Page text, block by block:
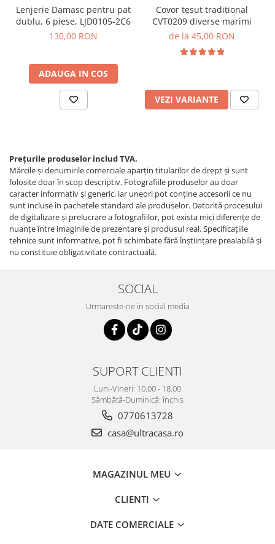
Lenjerie Damasc pentru pat
dublu, 6 piese, LJD0105-2C6
130,00 RON
ADAUGA IN COS
Covor tesut traditional
CVT0209 diverse marimi
de la 45,00 RON
VEZI VARIANTE
Prețurile produselor includ TVA.
Mărcile și denumirile comerciale aparțin titularilor de drept şi sunt
folosite doar în scop descriptiv. Fotografiile produselor au doar
caracter informativ şi generic, iar uneori pot conţine accesorii ce nu
sunt incluse în pachetele standard ale produselor. Datorită procesului
de digitalizare și prelucrare a fotografiilor, pot exista mici diferențe de
nuanțe între imaginile de prezentare și produsul real. Specificaţiile
tehnice sunt informative, pot fi schimbate fără înştiinţare prealabilă şi
nu constituie obligativitate contractuală.
SOCIAL
Urmareste-ne in social media
SUPORT CLIENTI
Luni-Vineri: 10.00 - 18.00
Sâmbătă-Duminică: închis
0770613728
casa@ultracasa.ro
MAGAZINUL MEU
CLIENTI
DATE COMERCIALE